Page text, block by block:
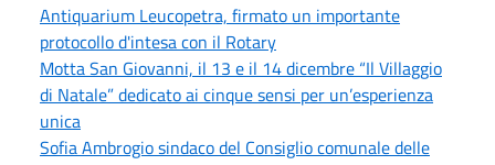
Antiquarium Leucopetra, firmato un importante
protocollo d'intesa con il Rotary
Motta San Giovanni, il 13 e il 14 dicembre “Il Villaggio
di Natale” dedicato ai cinque sensi per un’esperienza
unica
Sofia Ambrogio sindaco del Consiglio comunale delle